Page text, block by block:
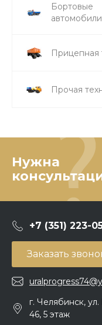
Бортовые
Прицепная
Прочая
Нужна
+7 (351) 223-
Заказать
г. Челябинск,
46, 5 этаж